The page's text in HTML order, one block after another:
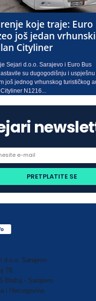
koje traje: Euro
još jedan vrhunski
Cityliner
Sejari d.o.o. Sarajevo i Euro Bus
su dugogodišnju i
još jednog vrhunskog turističkog
N1216...
d.o.o. Sarajevo
78,
Blažuj - Sarajevo
i Hercegovina